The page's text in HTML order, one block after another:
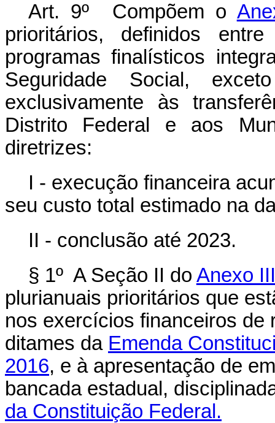
Art. 9º Compõem o
prioritários, definidos
programas finalísticos
Seguridade Social,
exclusivamente às
Distrito Federal e aos
diretrizes:
I - execução financeira
seu custo total estimado na
II - conclusão até 2023.
§ 1º A Seção II do Anexo III
plurianuais prioritários que
nos exercícios financeiros de
ditames da Emenda
2016, e à apresentação de
bancada estadual,
da Constituição Federal.